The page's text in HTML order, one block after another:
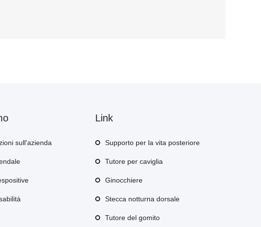
sull'azienda
Link
Supporto per la vita posteriore
Tutore per caviglia
Ginocchiere
Stecca notturna dorsale
Tutore del gomito